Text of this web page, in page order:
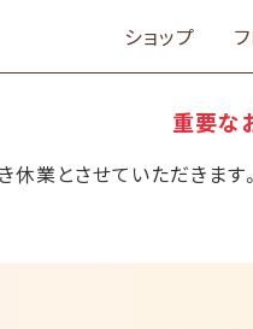
ショップ
重要な
業とさせていただきます